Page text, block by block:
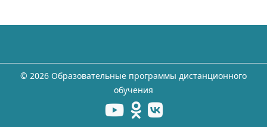
© 2026 Образовательные программы дистанционного
обучения